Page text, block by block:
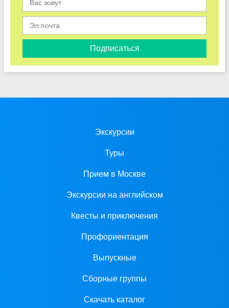
Подписаться
Экскурсии
Туры
Прием в Москве
Экскурсии на английском
Квесты и приключения
Профориентация
Выпускные
Сборные группы
Скачать каталог